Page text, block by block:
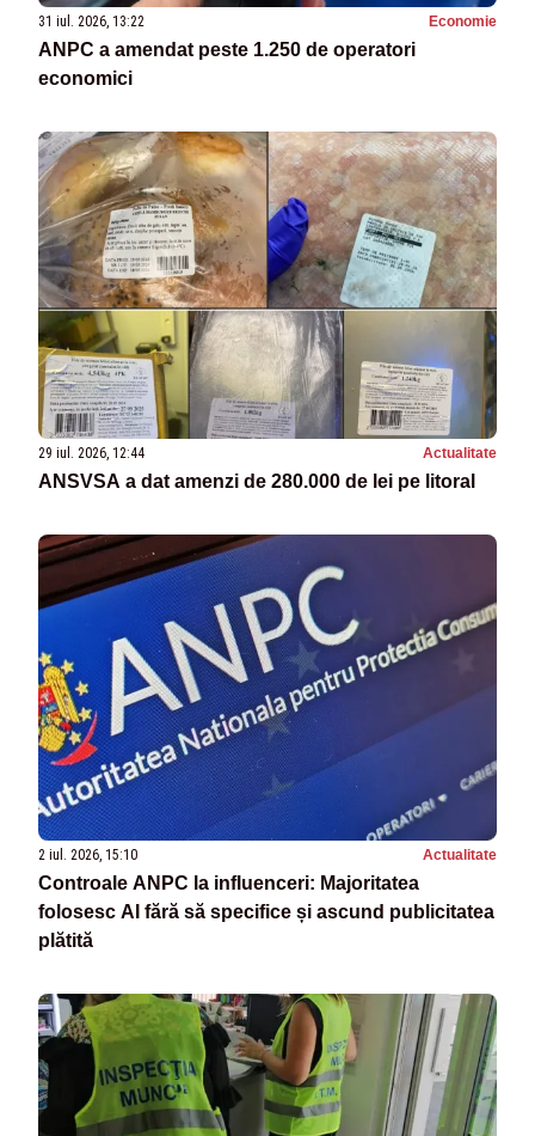
31 iul. 2026, 13:22 Economie
ANPC a amendat peste 1.250 de operatori
economici
29 iul. 2026, 12:44 Actualitate
ANSVSA a dat amenzi de 280.000 de lei pe litoral
2 iul. 2026, 15:10 Actualitate
Controale ANPC la influenceri: Majoritatea
folosesc AI fără să specifice și ascund publicitatea
plătită